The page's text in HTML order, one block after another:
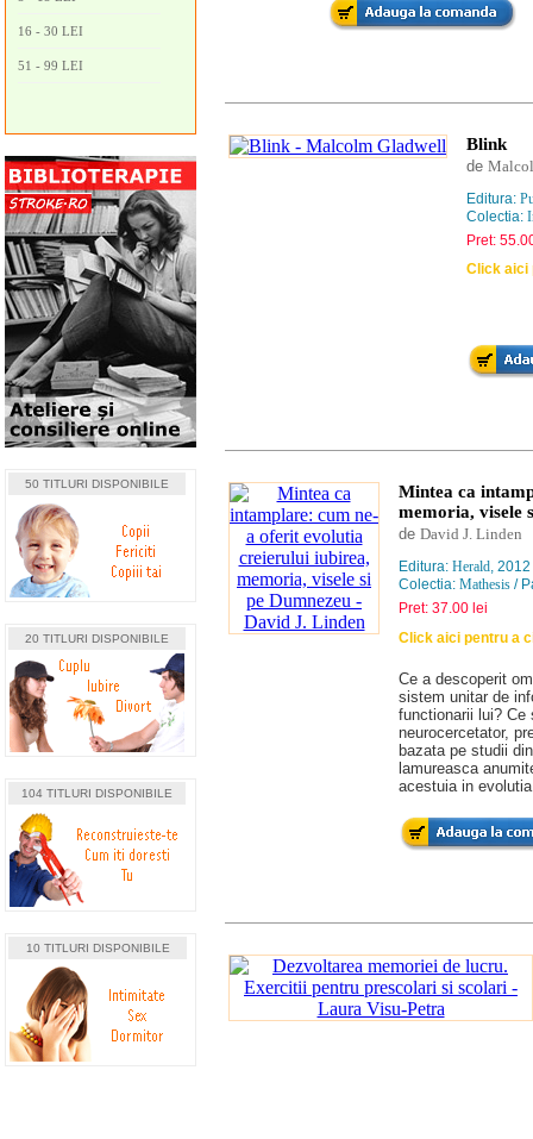
16 - 30 LEI
51 - 99 LEI
50 TITLURI DISPONIBILE
20 TITLURI DISPONIBILE
104 TITLURI DISPONIBILE
10 TITLURI DISPONIBILE
Blink
de
Editura:
Colectia:
Pret:
Click aici
Mintea ca
memoria, visele
de David J. Linden
Editura: Herald, 2012
Colectia: Mathesis /
Pret: 37.00 lei
Click aici pentru a
Ce a descoperit
sistem unitar de
functionarii lui?
neurocercetator,
bazata pe studii
lamureasca
acestuia in